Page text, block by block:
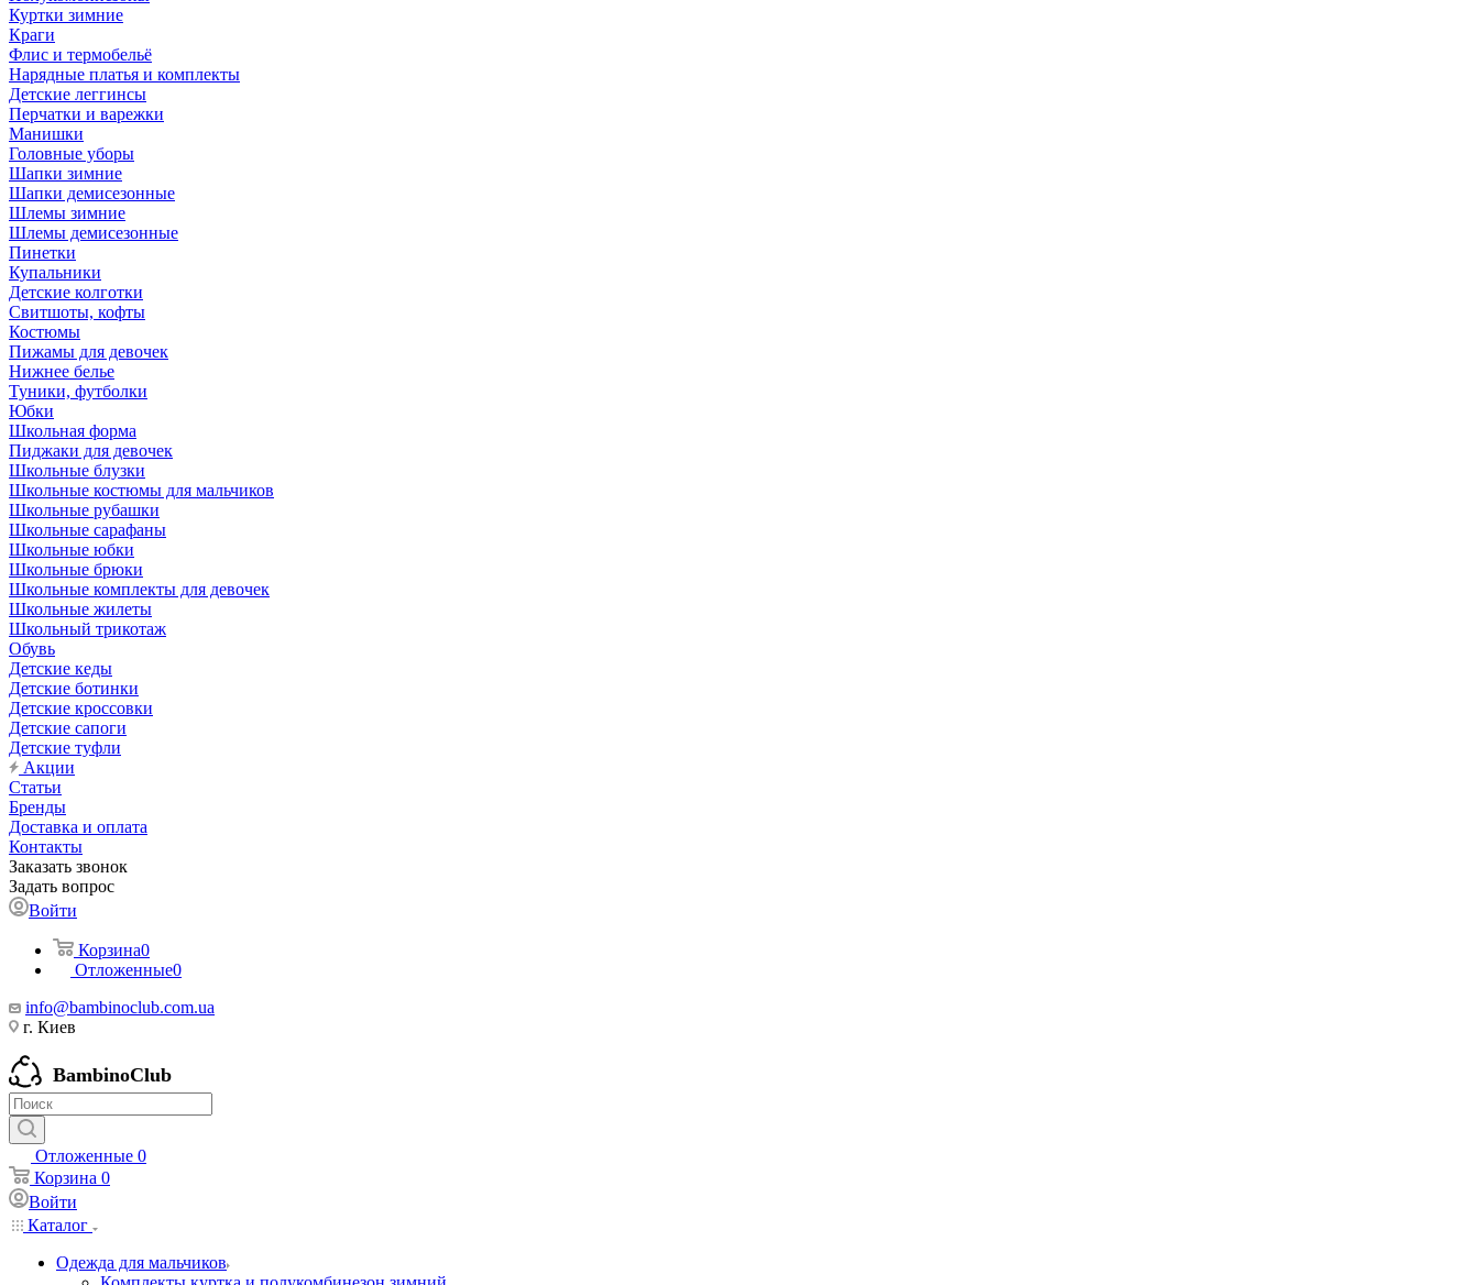
Куртки зимние
Краги
Флис и термобельё
Нарядные платья и комплекты
Детские леггинсы
Перчатки и варежки
Манишки
Головные уборы
Шапки зимние
Шапки демисезонные
Шлемы зимние
Шлемы демисезонные
Пинетки
Купальники
Детские колготки
Свитшоты, кофты
Костюмы
Пижамы для девочек
Нижнее белье
Туники, футболки
Юбки
Школьная форма
Пиджаки для девочек
Школьные блузки
Школьные костюмы для мальчиков
Школьные рубашки
Школьные сарафаны
Школьные юбки
Школьные брюки
Школьные комплекты для девочек
Школьные жилеты
Школьный трикотаж
Обувь
Детские кеды
Детские ботинки
Детские кроссовки
Детские сапоги
Детские туфли
Акции
Статьи
Бренды
Доставка и оплата
Контакты
Заказать звонок
Задать вопрос
Войти
Корзина0
Отложенные0
info@bambinoclub.com.ua
г. Киев
BambinoClub
Отложенные 0
Корзина 0
Войти
Каталог
Одежда для мальчиков